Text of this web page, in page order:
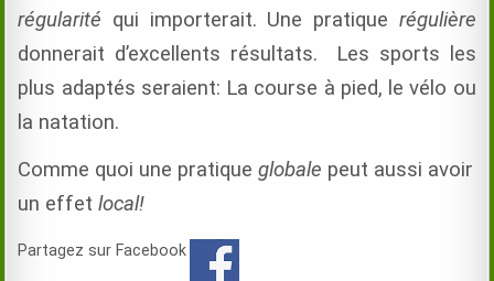
régularité qui importerait. Une pratique régulière
donnerait d’excellents résultats. Les sports les
plus adaptés seraient: La course à pied, le vélo ou
la natation.
Comme quoi une pratiqueglobale peut aussi avoir
un effet local!
Partagez sur Facebook